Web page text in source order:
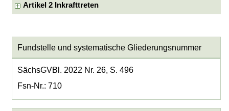
Artikel 2 Inkrafttreten
Fundstelle und systematische Gliederungsnummer
SächsGVBl. 2022 Nr. 26, S. 496
Fsn-Nr.: 710